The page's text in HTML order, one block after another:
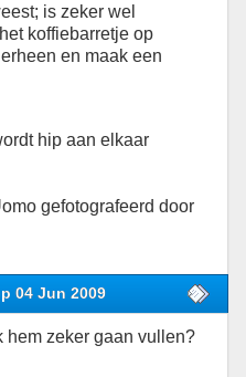
is zeker wel
koffiebarretje op
en maak een
hip aan elkaar
gefotografeerd door
04 Jun 2009
hem zeker gaan vullen?